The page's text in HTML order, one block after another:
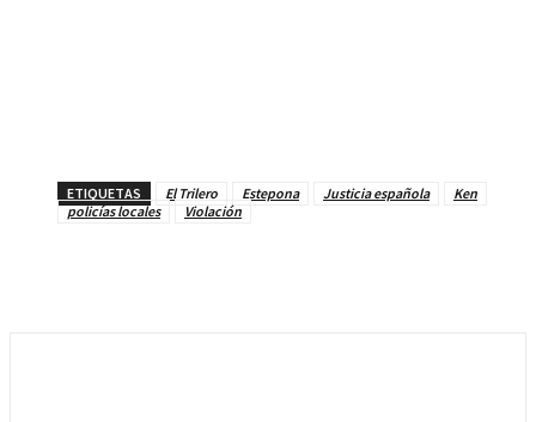
ETIQUETAS El Trilero Estepona Justicia española
Ken
policías locales
Violación